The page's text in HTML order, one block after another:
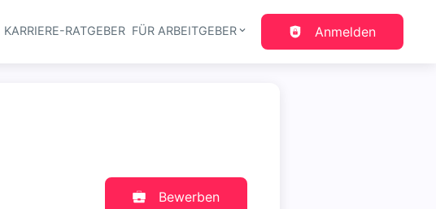
Haupt-Navigation
KARRIERE-RATGEBER FÜR ARBEITGEBER Anmelden
Bewerben